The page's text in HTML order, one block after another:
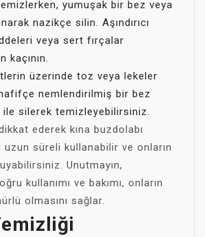
yumuşak bir bez veya
nazikçe silin. Aşındırıcı
veya sert fırçalar
kaçının.
üzerinde toz veya lekeler
nemlendirilmiş bir bez
ile silerek temizleyebilirsiniz.
ederek kına buzdolabı
süreli kullanabilir ve onların
Unutmayın,
kullanımı ve bakımı, onların
olmasını sağlar.